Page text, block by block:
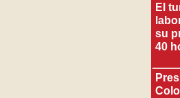
El
su
40